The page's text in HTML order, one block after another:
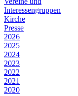
Interessen­gruppen
Kirche
Presse
2026
2025
2024
2023
2022
2021
2020